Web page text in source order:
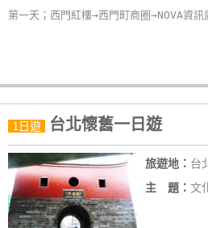
訂
款
據
合
作
第一天；西門紅樓→西門町商圈→NOVA資
1日遊 台北懷舊一日遊
旅遊地： 台
主 題： 文